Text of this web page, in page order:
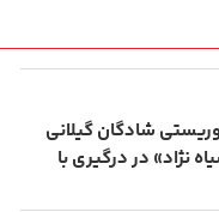
شادگان گیلانی
نژاد» در درگیری با
شب